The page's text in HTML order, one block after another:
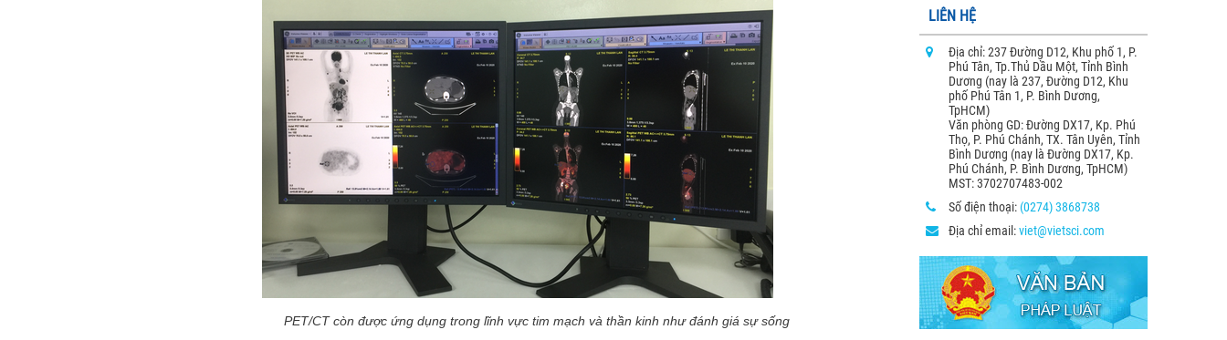
PET/CT còn được ứng dụng trong lĩnh vực tim mạch và thần kinh như đánh giá sự sống
LIÊN HỆ
Địa chỉ: 237 Đường D12, Khu phố 1, P.
Phú Tân, Tp.Thủ Dầu Một, Tỉnh Bình
Dương (nay là 237, Đường D12, Khu
phố Phú Tân 1, P. Bình Dương,
TpHCM)
Văn phòng GD: Đường DX17, Kp. Phú
Thọ, P. Phú Chánh, TX. Tân Uyên, Tỉnh
Bình Dương (nay là Đường DX17, Kp.
Phú Chánh, P. Bình Dương, TpHCM)
MST: 3702707483-002
Số điện thoại: (0274) 3868738
Địa chỉ email:viet@vietsci.com